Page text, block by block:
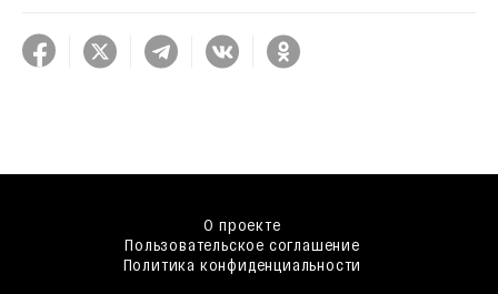
О проекте
Пользовательское соглашение
Политика конфиденциальности